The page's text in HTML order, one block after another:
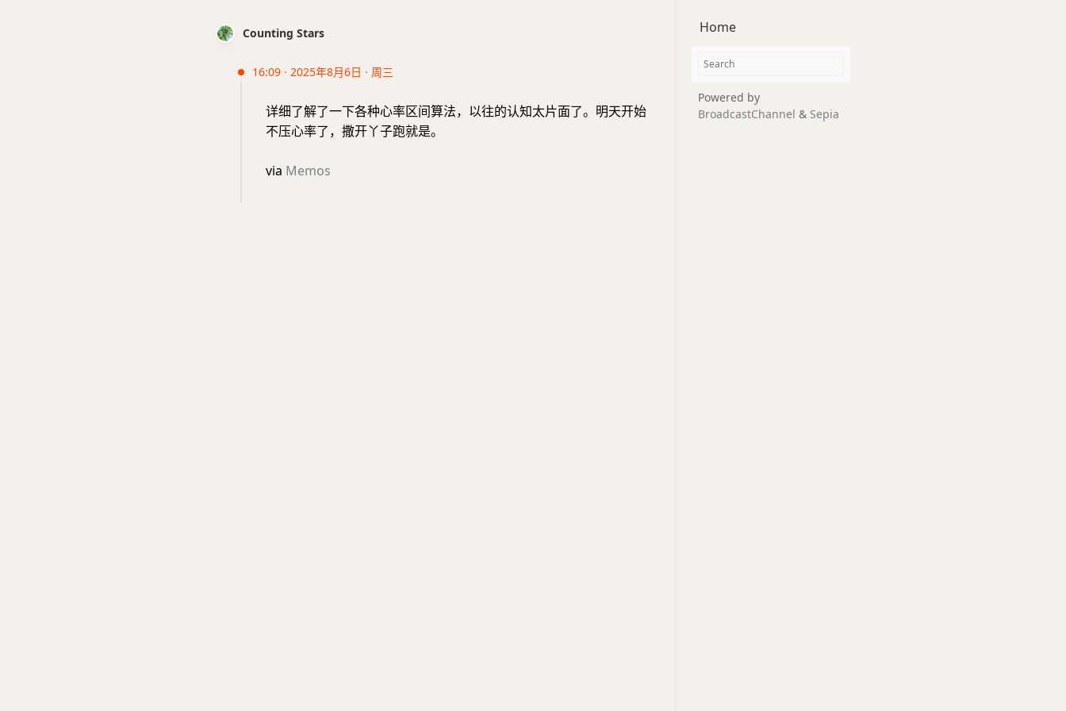
Counting Stars
16:09 · 2025年8月6日 · 周三
详细了解了一下各种心率区间算法，以往的认知太片面了。明天开始
不压心率了，撒开丫子跑就是。
via Memos
Home
Powered by
BroadcastChannel & Sepia